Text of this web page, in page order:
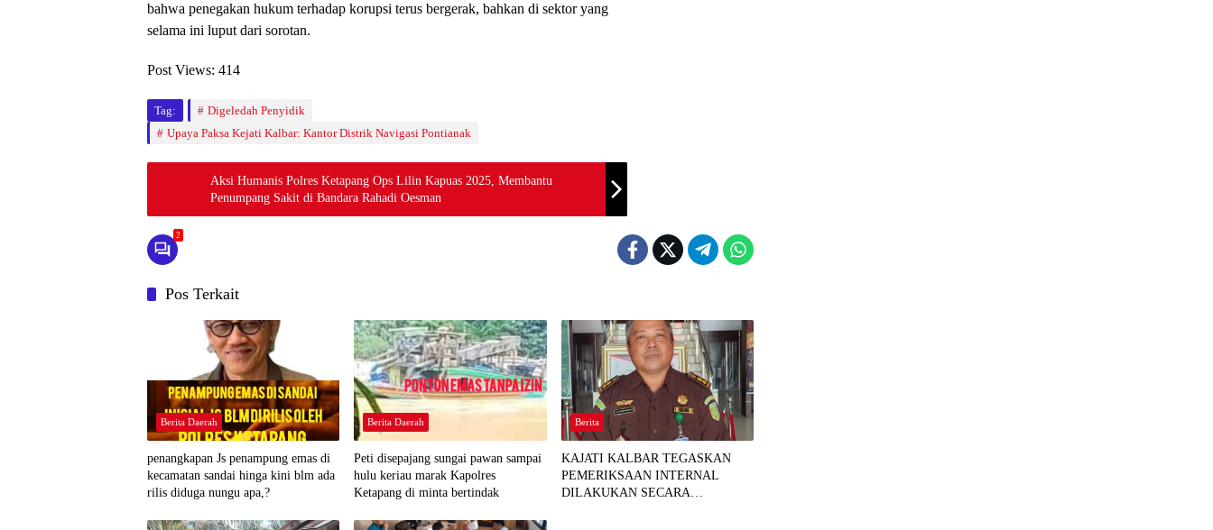
bahwa penegakan hukum terhadap korupsi terus bergerak, bahkan di sektor yang
selama ini luput dari sorotan.
Post Views: 414
Tag:
Digeledah Penyidik
Upaya Paksa Kejati Kalbar: Kantor Distrik Navigasi Pontianak
Aksi Humanis Polres Ketapang Ops Lilin Kapuas 2025, Membantu
Penumpang Sakit di Bandara Rahadi Oesman
2
Pos Terkait
Berita Daerah
penangkapan Js penampung emas di
kecamatan sandai hinga kini blm ada
rilis diduga nungu apa,?
Berita Daerah
Peti disepajang sungai pawan sampai
hulu keriau marak Kapolres
Ketapang di minta bertindak
Berita
KAJATI KALBAR TEGASKAN
PEMERIKSAAN INTERNAL
DILAKUKAN SECARA